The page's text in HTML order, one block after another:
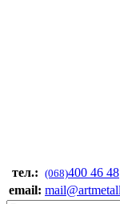
тел.: (068)400 46 48
email: